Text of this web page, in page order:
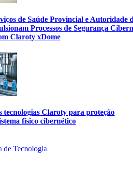
de Saúde Provincial e Autoridade
Processos de Segurança
Claroty xDome
tecnologias Claroty para proteção
físico cibernético
de Tecnologia